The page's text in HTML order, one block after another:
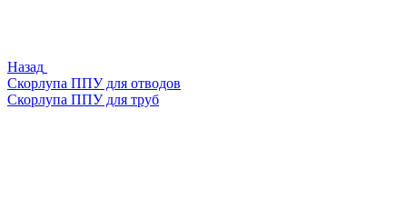
Назад
Скорлупа ППУ для отводов
Скорлупа ППУ для труб